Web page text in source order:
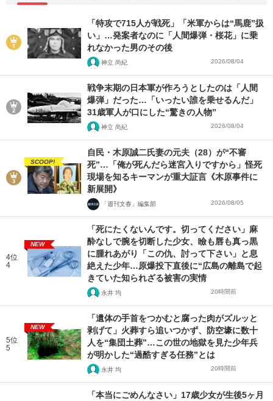
「特攻で715人が戦死」「米軍からは“馬鹿”扱
い」…発案者なのに「人間爆弾・桜花」に乗
れなかった男のその後
神立 尚紀 2026/08/04
戦争末期の日本軍が作ろうとしたのは「人間
爆弾」だった…「いったい誰を乗せるんだ」
31歳軍人が口にした“驚きの人物”
神立 尚紀 2026/08/04
SCOOP!
自民・木原誠二氏妻の元夫（28）が“不審
死”…「俺が死んだら迷宮入りですから」怪死
現場を知るキーマンが重大証言《木原事件に
新展開》
「週刊文春」編集部 2026/08/05
4位
4
NEW
「死にたくないんです。切ってください」麻
酔なしで腕を切断した少女、瞼も唇も真っ黒
に腫れあがり「この仇、討って下さい」と息
絶えた少年…原爆投下直後に“広島の離島で起
きていた知られざる被害の実情
永井 均 20時間前
5位
5
NEW
「遺体の手首をつかむと腐った肉がズルッと
剥げて」火葬すら追いつかず、防空壕に数十
人を“集団土葬”…この世の地獄を見た少年兵
が明かした“過酷すぎる任務”とは
永井 均 20時間前
「本当にごめんなさい」17歳少女が生後5ヶ月